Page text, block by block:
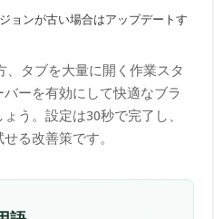
ョンが古い場合はアップデートす
、タブを大量に開く作業スタ
ーを有効にして快適なブラ
う。設定は30秒で完了し、
る改善策です。